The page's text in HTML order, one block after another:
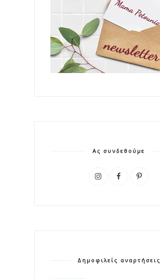
Ας συνδεθούμε
Δημοφιλείς αναρτήσεις